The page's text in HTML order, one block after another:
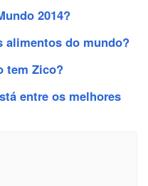
2014?
alimentos do mundo?
tem Zico?
entre os melhores